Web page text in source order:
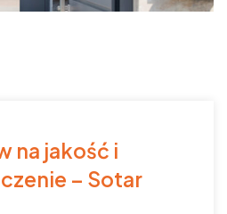
na jakość i
– Sotar